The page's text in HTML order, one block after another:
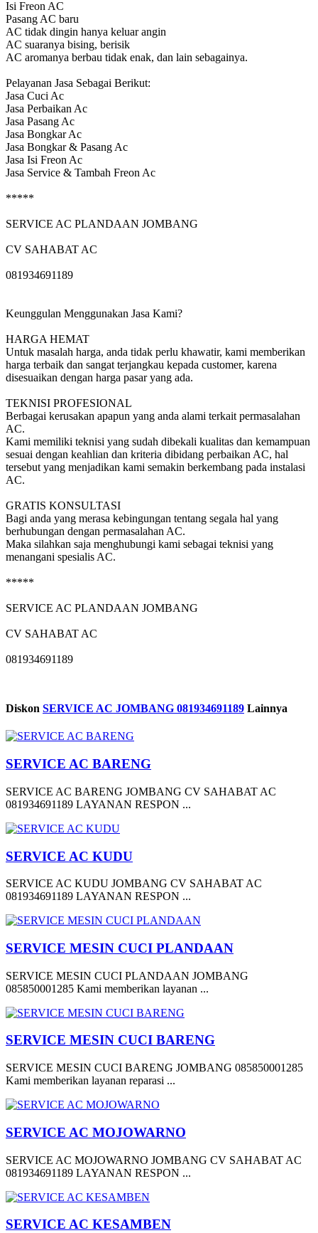
Isi Freon AC
Pasang AC baru
AC tidak dingin hanya keluar angin
AC suaranya bising, berisik
AC aromanya berbau tidak enak, dan lain sebagainya.
Pelayanan Jasa Sebagai Berikut:
Jasa Cuci Ac
Jasa Perbaikan Ac
Jasa Pasang Ac
Jasa Bongkar Ac
Jasa Bongkar & Pasang Ac
Jasa Isi Freon Ac
Jasa Service & Tambah Freon Ac
*****
SERVICE AC PLANDAAN JOMBANG
CV SAHABAT AC
081934691189
Keunggulan Menggunakan Jasa Kami?
HARGA HEMAT
Untuk masalah harga, anda tidak perlu khawatir, kami memberikan
harga terbaik dan sangat terjangkau kepada customer, karena
disesuaikan dengan harga pasar yang ada.
TEKNISI PROFESIONAL
Berbagai kerusakan apapun yang anda alami terkait permasalahan
AC.
Kami memiliki teknisi yang sudah dibekali kualitas dan kemampuan
sesuai dengan keahlian dan kriteria dibidang perbaikan AC, hal
tersebut yang menjadikan kami semakin berkembang pada instalasi
AC.
GRATIS KONSULTASI
Bagi anda yang merasa kebingungan tentang segala hal yang
berhubungan dengan permasalahan AC.
Maka silahkan saja menghubungi kami sebagai teknisi yang
menangani spesialis AC.
*****
SERVICE AC PLANDAAN JOMBANG
CV SAHABAT AC
081934691189
Diskon SERVICE AC JOMBANG 081934691189 Lainnya
SERVICE AC BARENG
SERVICE AC BARENG JOMBANG CV SAHABAT AC
081934691189 LAYANAN RESPON ...
SERVICE AC KUDU
SERVICE AC KUDU JOMBANG CV SAHABAT AC
081934691189 LAYANAN RESPON ...
SERVICE MESIN CUCI PLANDAAN
SERVICE MESIN CUCI PLANDAAN JOMBANG
085850001285 Kami memberikan layanan ...
SERVICE MESIN CUCI BARENG
SERVICE MESIN CUCI BARENG JOMBANG 085850001285
Kami memberikan layanan reparasi ...
SERVICE AC MOJOWARNO
SERVICE AC MOJOWARNO JOMBANG CV SAHABAT AC
081934691189 LAYANAN RESPON ...
SERVICE AC KESAMBEN